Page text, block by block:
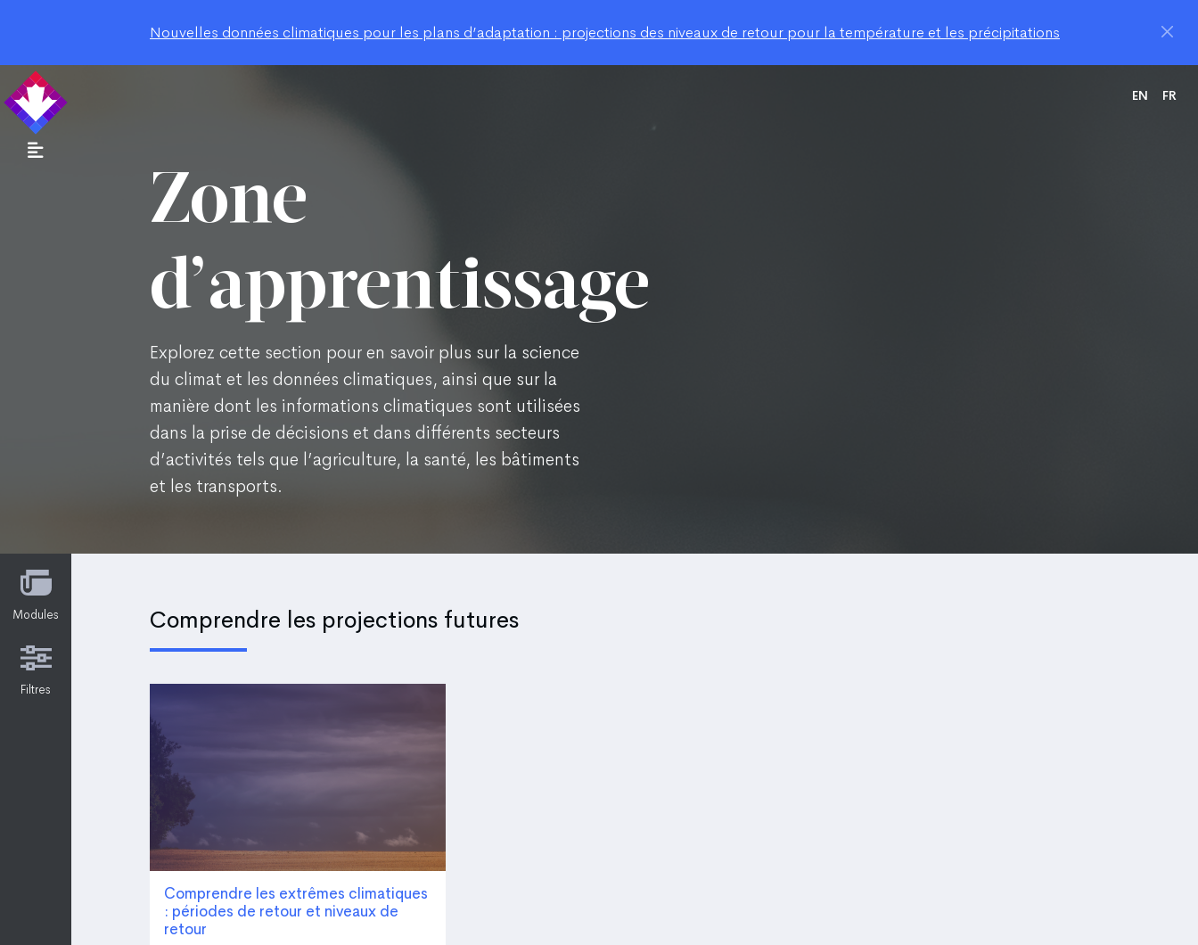
Nouvelles données climatiques pour les plans d’adaptation : projections des niveaux de retour pour la température et les précipitations
EN FR
Zone
d’apprentissage
Explorez cette section pour en savoir plus sur la science
du climat et les données climatiques, ainsi que sur la
manière dont les informations climatiques sont utilisées
dans la prise de décisions et dans différents secteurs
d’activités tels que l’agriculture, la santé, les bâtiments
et les transports.
Modules
Filtres
Comprendre les projections futures
Comprendre les extrêmes climatiques
: périodes de retour et niveaux de
retour